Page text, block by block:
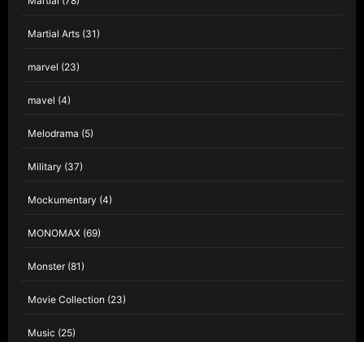
Martial Arts (31)
marvel (23)
mavel (4)
Melodrama (5)
Military (37)
Mockumentary (4)
MONOMAX (69)
Monster(81)
Movie Collection (23)
Music (25)